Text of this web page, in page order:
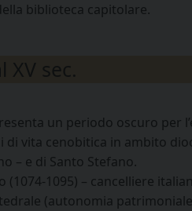
biblioteca capitolare.
XV sec.
un periodo oscuro
di vita cenobitica in ambito
– e di Santo Stefano.
(1074-1095) – cancelliere
(autonomia